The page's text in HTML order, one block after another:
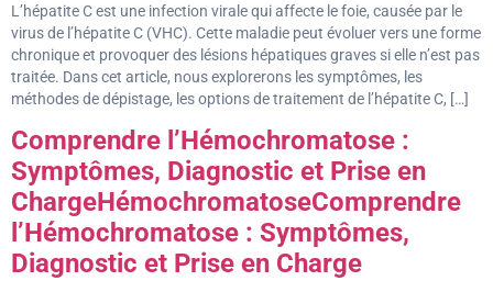
L’hépatite C est une infection virale qui affecte le foie, causée par le
virus de l’hépatite C (VHC). Cette maladie peut évoluer vers une forme
chronique et provoquer des lésions hépatiques graves si elle n’est pas
traitée. Dans cet article, nous explorerons les symptômes, les
méthodes de dépistage, les options de traitement de l’hépatite C, […]
Comprendre l’Hémochromatose :
Symptômes, Diagnostic et Prise en
ChargeHémochromatoseComprendre
l’Hémochromatose : Symptômes,
Diagnostic et Prise en Charge